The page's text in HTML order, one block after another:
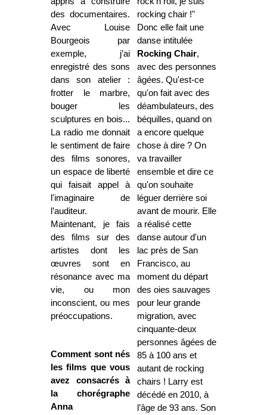
des documentaires.
Avec Louise
Bourgeois par
exemple, j’ai
enregistré des sons
dans son atelier :
frotter le marbre,
bouger les
sculptures en bois...
La radio me donnait
le sentiment de faire
des films sonores,
un espace de liberté
qui faisait appel à
l'imaginaire de
l’auditeur.
Maintenant, je fais
des films sur des
artistes dont les
œuvres sont en
résonance avec ma
vie, ou mon
inconscient, ou mes
préoccupations.
Comment sont nés
les films que vous
avez consacrés à
la chorégraphe
Anna
rocking chair !"
Donc elle fait une
danse intitulée
Rocking Chair,
avec des personnes
âgées. Qu'est-ce
qu'on fait avec des
déambulateurs, des
béquilles, quand on
a encore quelque
chose à dire ? On
va travailler
ensemble et dire ce
qu'on souhaite
léguer derrière soi
avant de mourir. Elle
a réalisé cette
danse autour d'un
lac près de San
Francisco, au
moment du départ
des oies sauvages
pour leur grande
migration, avec
cinquante-deux
personnes âgées de
85 à 100 ans et
autant de rocking
chairs ! Larry est
décédé en 2010, à
l’âge de 93 ans. Son